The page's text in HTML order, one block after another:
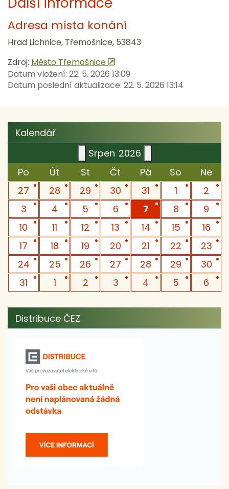
Adresa místa konání
Hrad Lichnice, Třemošnice, 53843
Zdroj: Město Třemošnice
Datum vložení: 22. 5. 2026 13:09
Datum poslední aktualizace: 22. 5. 2026 13:14
Kalendář
Srpen 2026
Po
Út St Čt Pá So
Ne
27
28 29 30 31 1
2
3
4 5 6 7 8
9
10
11 12 13 14 15
16
17
18 19 20 21 22
23
24
25 26 27 28 29
30
31
1 2 3 4 5 6
Distribuce ČEZ